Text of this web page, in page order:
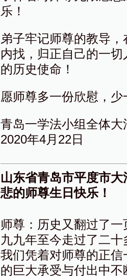
乐！
弟子牢记师尊的教导
内找，归正自己的一
的历史使命！
愿师尊多一份欣慰，
青岛一学法小组全体大
2020年4月22日
山东省青岛市平度市
悲的师尊生日快乐！
师尊：历史又翻过了
九九年至今走过了二
我们凭着对师尊的正
的巨大承受与付出中